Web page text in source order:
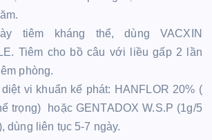
tiêm kháng thể, dùng VACXIN
Tiêm cho bồ câu với liều gấp 2 lần
phòng.
vi khuẩn kế phát: HANFLOR 20% (
trọng) hoặc GENTADOX W.S.P (1g/5
dùng liên tục 5-7 ngày.